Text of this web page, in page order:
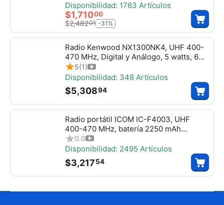
Disponibilidad: 1763 Artículos
$1,71000
$2,48201 -31%
Radio Kenwood NX1300NK4, UHF 400-
470 MHz, Digital y Análogo, 5 watts, 64
canales, roaming, encriptación, Incluye
antena, batería, cargador y clip
5(1)
Disponibilidad: 348 Artículos
$5,30894
Radio portátil ICOM IC-F4003, UHF
400-470 MHz, batería 2250 mAh
extrema duración, 5W de potencia,
bocina de 1500mW, más Potente, 16
canales. Incluye: batería, cargador,
antena, tapa de accesorios y clip,
ICF4003
0.0
Disponibilidad: 2495 Artículos
$3,21754